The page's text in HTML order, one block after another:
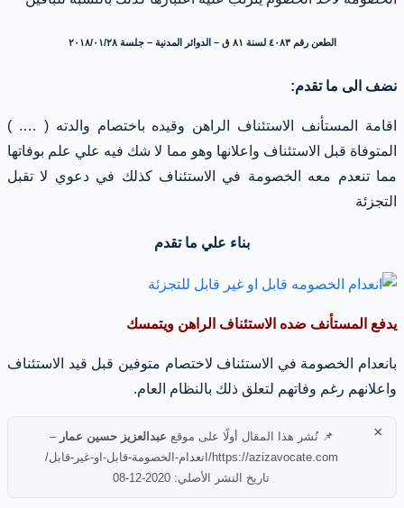
الطعن رقم ٤٠٨٣ لسنة ٨١ ق – الدوائر المدنية – جلسة ٢٠١٨/٠١/٢٨
نضف الى ما تقدم:
اقامة المستأنف الاستئناف الراهن وقيده باختصام والدته ( …. )
المتوفاة قبل الاستئناف واعلانها وهو مما لا شك فيه علي علم بوفاتها
مما تنعدم معه الخصومة في الاستئناف كذلك في دعوي لا تقبل
التجزئة
بناء علي ما تقدم
يدفع المستأنف ضده الاستئناف الراهن ويتمسك
بانعدام الخصومة في الاستئناف لاختصام متوفين قبل قيد الاستئناف
واعلانهم رغم وفاتهم لتعلق ذلك بالنظام العام.
📌 نُشر هذا المقال أولًا على موقع عبدالعزيز حسين عمار –
https://azizavocate.com/انعدام-الخصومة-قابل-او-غير-قابل/
تاريخ النشر الأصلي: 2020-12-08
×